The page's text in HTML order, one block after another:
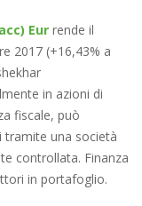
Eur rende il
2017 (+16,43% a
in azioni di
fiscale, può
tramite una società
controllata. Finanza
in portafoglio.